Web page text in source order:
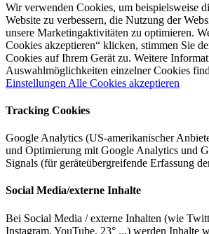
Wir verwenden Cookies, um beispielsweise
Website zu verbessern, die Nutzung der
unsere Marketingaktivitäten zu optimieren.
Cookies akzeptieren“ klicken, stimmen Sie
Cookies auf Ihrem Gerät zu. Weitere
Auswahlmöglichkeiten einzelner Cookies
Einstellungen Alle Cookies akzeptieren
Tracking Cookies
Google Analytics (US-amerikanischer
und Optimierung mit Google Analytics und
Signals (für geräteübergreifende Erfassung
Social Media/externe Inhalte
Bei Social Media / externe Inhalten (wie
Instagram, YouTube, 23° ...) werden Inhalte